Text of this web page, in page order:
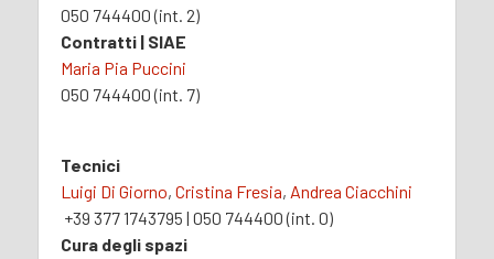
050 744400 (int. 2)
Contratti | SIAE
Maria Pia Puccini
050 744400 (int. 7)
Tecnici
Luigi Di Giorno, Cristina Fresia, Andrea Ciacchini
+39 377 1743795 | 050 744400 (int. 0)
Cura degli spazi